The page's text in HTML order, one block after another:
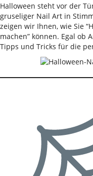
Halloween steht vor der
gruseliger Nail Art in
zeigen wir Ihnen, wie Sie
machen” können. Egal ob
Tipps und Tricks für die